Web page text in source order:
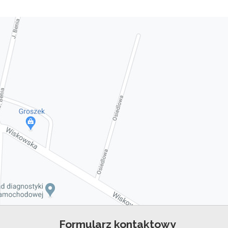
Formularz kontaktowy